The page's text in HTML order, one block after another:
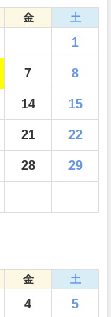
金 土
1
7 8
14 15
21 22
28 29
金 土
4 5